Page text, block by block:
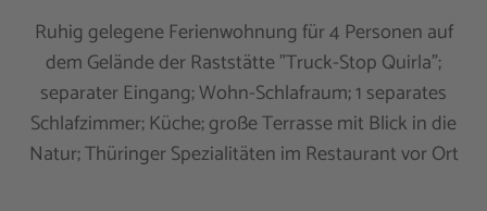
Ruhig gelegene Ferienwohnung für 4 Personen auf
dem Gelände der Raststätte "Truck-Stop Quirla";
separater Eingang; Wohn-Schlafraum; 1 separates
Schlafzimmer; Küche; große Terrasse mit Blick in die
Natur; Thüringer Spezialitäten im Restaurant vor Ort